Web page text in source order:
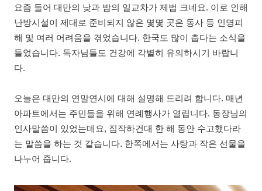
요즘 들어 대만의 낮과 밤의 일교차가 제법 크네요. 이로 인해
난방시설이 제대로 준비되지 않은 몇몇 곳은 동사 등 인명피
해 및 여러 어려움을 겪었습니다. 한국도 많이 춥다는 소식을
들었습니다. 독자님들도 건강에 각별히 유의하시기 바랍니
다.
오늘은 대만의 연말연시에 대해 설명해 드리려 합니다. 매년
아파트에서는 주민들을 위해 연례행사가 열립니다. 동장님의
인사말씀이 있었는데요, 짐작하건대 한 해 동안 수고했다라
는 말씀을 하는 것 같습니다. 한쪽에서는 사탕과 작은 선물을
나누어 줍니다.